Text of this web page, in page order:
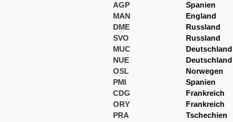
AGP
MAN
DME
SVO
MUC
NUE
OSL
PMI
CDG
ORY
PRA
Spanien
England
Russland
Russland
Deutschland
Deutschland
Norwegen
Spanien
Frankreich
Frankreich
Tschechien